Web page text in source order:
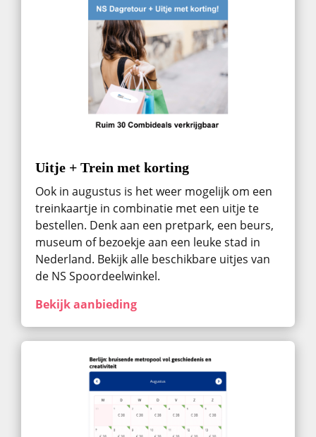
Uitje + Trein met korting
Ook in augustus ​is het weer mogelijk om een
treinkaartje in combinatie met een uitje te
bestellen. Denk aan een pretpark, een beurs,
museum of bezoekje aan een leuke stad in
Nederland. Bekijk alle beschikbare uitjes van
de NS Spoordeelwinkel.
Bekijk aanbieding